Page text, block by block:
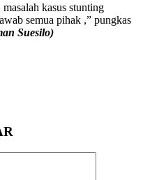
kasus stunting
semua pihak ,” pungkas
Suesilo)